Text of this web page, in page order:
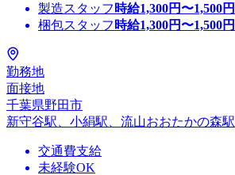
製造スタッフ 時給1,300円〜1,500円
梱包スタッフ 時給1,300円〜1,500円
勤務地
面接地
千葉県野田市
新守谷駅、小絹駅、流山おおたかの森駅
交通費支給
未経験OK